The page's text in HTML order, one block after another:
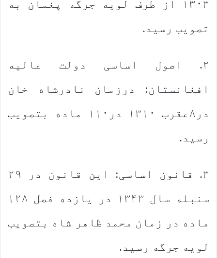
۱۳۰۳ از طرف لویه جرگه پغمان به
تصویب رسید.
۲. اصول اساسی دولت عالیه
افغانستان: درزمان نادرشاه خان
در۸عقرب ۱۳۱۰ در۱۱۰ ماده بتصویب
رسید.
۳. قانون اساسی: این قانون در ۲۹
سنبله سال ۱۳۴۳ در یازده فصل ۱۲۸
ماده در زمان محمد ظاهر شاه بتصویب
لویه جرگه رسید.